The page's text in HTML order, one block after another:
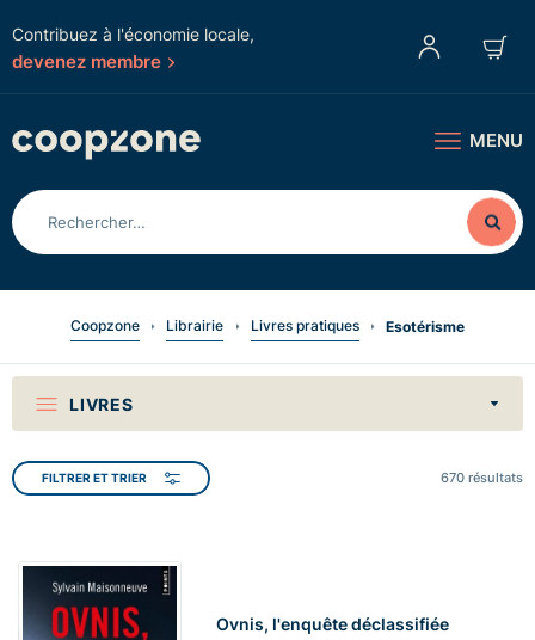
Contribuez à l'économie locale,
devenez membre
MENU
Coopzone Librairie Livres pratiques Esotérisme
LIVRES
FILTRER ET TRIER 670résultats
Ovnis, l'enquête déclassifiée